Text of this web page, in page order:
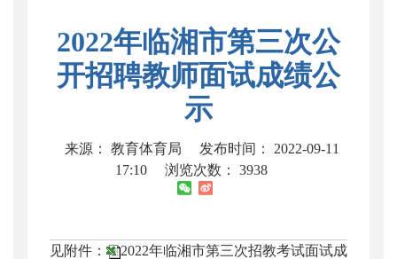
2022年临湘市第三次公
开招聘教师面试成绩公
示
来源： 教育体育局
发布时间： 2022-09-11
17:10
浏览次数： 3938
见附件：
2022年临湘市第三次招教考试面试成